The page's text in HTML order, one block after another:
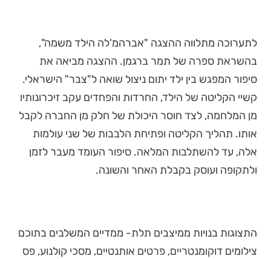
לתערוכה מתלווה ההצגה "אברהמ'לה הילד משמה",
בהשראת ספרה של תמר ברגמן. ההצגה מביאה את
סיפור המפגש בין ילד יתום ניצול שואה ל"צבר" הישראלי.
קשיי הקליטה של הילד, החרדות והפחדים עקב זיכרונותיו
מן המלחמה, לצד חוסר היכולת של חלק מן החברה לקבל
אותו. תהליך הקליטה ופתיחת הלבבות של שני עולמות
אלה, עד להשתלבות המלאה. סיפור העומד מעבר לזמן
ולתקופה ועוסק בקבלת האחר והשונה.
התצוגות בנויות ממיצבים תלת- ממדיים המשלבים בתוכם
צילומים דוקומנטריים, פרטים אותנטיים, מסכי קולנוע, פס